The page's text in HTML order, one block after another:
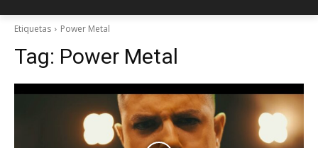
Etiquetas Power Metal
Tag: Power Metal